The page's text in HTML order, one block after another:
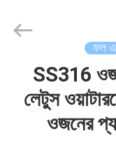
ফল
SS316
লেটুস
ওজনের